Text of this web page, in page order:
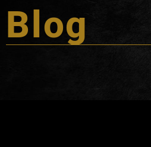
Blog